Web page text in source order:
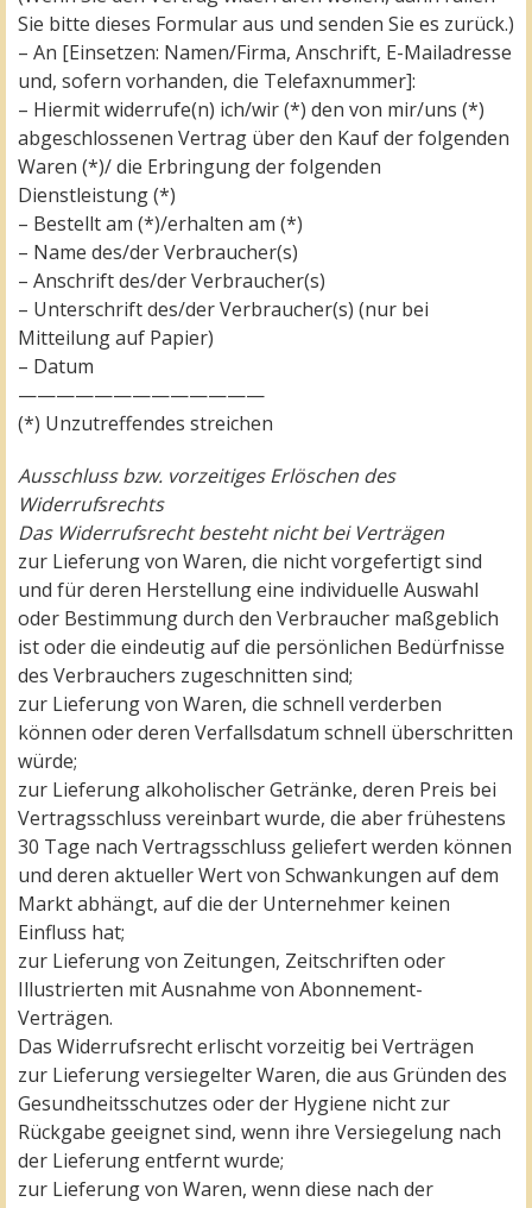
Sie bitte dieses Formular aus und senden Sie es zurück.)
– An [Einsetzen: Namen/Firma, Anschrift, E-Mailadresse
und, sofern vorhanden, die Telefaxnummer]:
– Hiermit widerrufe(n) ich/wir (*) den von mir/uns (*)
abgeschlossenen Vertrag über den Kauf der folgenden
Waren (*)/ die Erbringung der folgenden
Dienstleistung (*)
– Bestellt am (*)/erhalten am (*)
– Name des/der Verbraucher(s)
– Anschrift des/der Verbraucher(s)
– Unterschrift des/der Verbraucher(s) (nur bei
Mitteilung auf Papier)
– Datum
—————————————
(*) Unzutreffendes streichen
Ausschluss bzw. vorzeitiges Erlöschen des
Widerrufsrechts
Das Widerrufsrecht besteht nicht bei Verträgen
zur Lieferung von Waren, die nicht vorgefertigt sind
und für deren Herstellung eine individuelle Auswahl
oder Bestimmung durch den Verbraucher maßgeblich
ist oder die eindeutig auf die persönlichen Bedürfnisse
des Verbrauchers zugeschnitten sind;
zur Lieferung von Waren, die schnell verderben
können oder deren Verfallsdatum schnell überschritten
würde;
zur Lieferung alkoholischer Getränke, deren Preis bei
Vertragsschluss vereinbart wurde, die aber frühestens
30 Tage nach Vertragsschluss geliefert werden können
und deren aktueller Wert von Schwankungen auf dem
Markt abhängt, auf die der Unternehmer keinen
Einfluss hat;
zur Lieferung von Zeitungen, Zeitschriften oder
Illustrierten mit Ausnahme von Abonnement-
Verträgen.
Das Widerrufsrecht erlischt vorzeitig bei Verträgen
zur Lieferung versiegelter Waren, die aus Gründen des
Gesundheitsschutzes oder der Hygiene nicht zur
Rückgabe geeignet sind, wenn ihre Versiegelung nach
der Lieferung entfernt wurde;
zur Lieferung von Waren, wenn diese nach der